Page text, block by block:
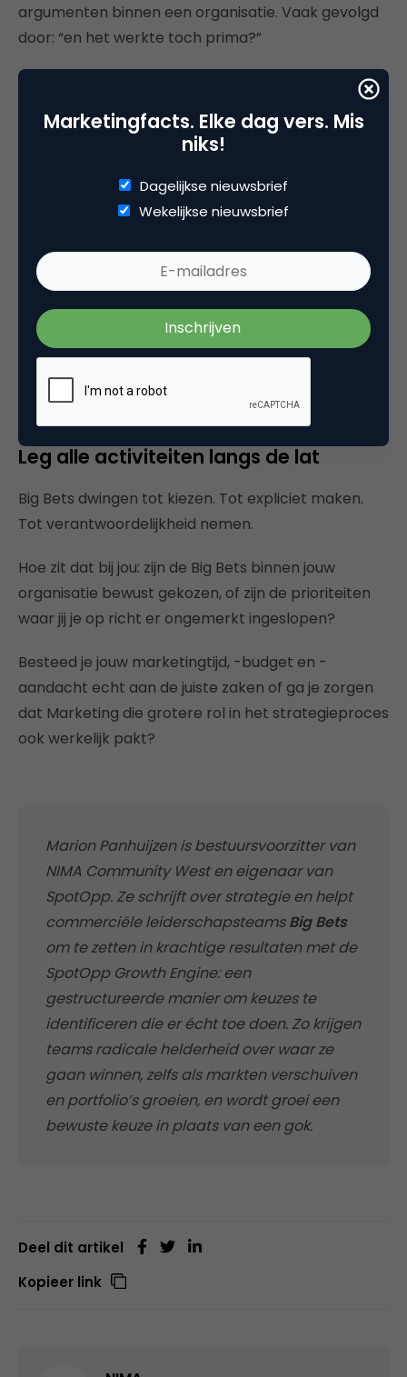
argumenten binnen een organisatie. Vaak gevolgd
door: “en het werkte toch prima?”
Kill your darlings
klinkt heftig, maar in de praktijk is
hoeven niet weg, maar mogen gewoon even de
ijskast in. Omdat ze nú gewoon niet bijdragen aan
de richting die je gekozen hebt.
Het helpt om de discussie te verplaatsen van
meningen naar inzichten. Door zichtbaar te maken
wat wel en niet bijdraagt aan groei. En door focus te
High-performing teams zijn radicaal helder.
Iedereen weet wat de Big Bets zijn, hoe het eigen
werk daaraan bijdraagt en of de organisatie nog op
koers ligt.
Leg alle activiteiten langs de lat
Big Bets dwingen tot kiezen. Tot expliciet maken.
Tot verantwoordelijkheid nemen.
Hoe zit dat bij jou: zijn de Big Bets binnen jouw
organisatie bewust gekozen, of zijn de prioriteiten
waar jij je op richt er ongemerkt ingeslopen?
Besteed je jouw marketingtijd, -budget en -
aandacht echt aan de juiste zaken of ga je zorgen
dat Marketing die grotere rol in het strategieproces
ook werkelijk pakt?
Marion Panhuijzen is bestuursvoorzitter van
NIMA Community West en eigenaar van
SpotOpp. Ze schrijft over strategie en helpt
commerciële leiderschapsteamsBig Bets
om te zetten in krachtige resultaten met de
SpotOpp Growth Engine: een
gestructureerde manier om keuzes te
identificeren die er écht toe doen. Zo krijgen
teams radicale helderheid over waar ze
gaan winnen, zelfs als markten verschuiven
en portfolio’s groeien, en wordt groei een
bewuste keuze in plaats van een gok.
Deel dit artikel
Kopieer link
Marketingfacts. Elke dag vers. Mis
niks!
Dagelijkse nieuwsbrief
Wekelijkse nieuwsbrief